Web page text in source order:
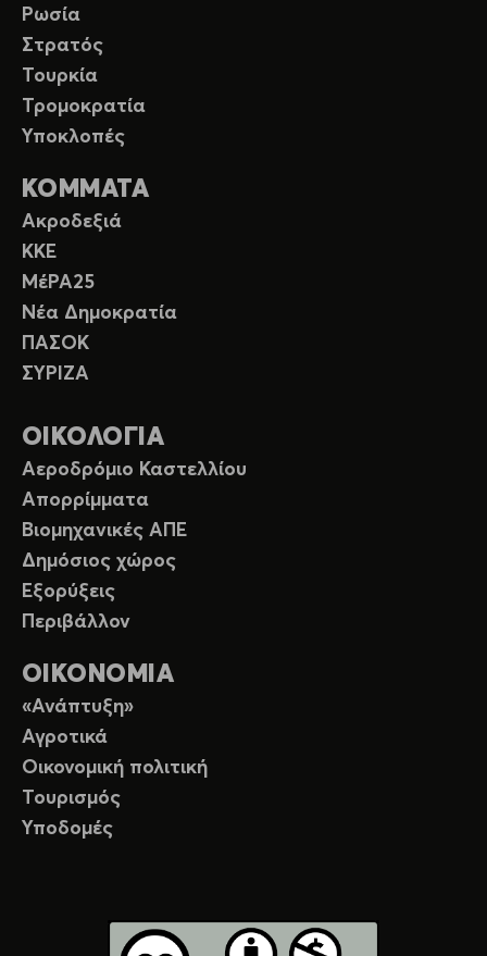
Ρωσία
Στρατός
Τουρκία
Τρομοκρατία
Υποκλοπές
ΚΟΜΜΑΤΑ
Ακροδεξιά
ΚΚΕ
ΜέΡΑ25
Νέα Δημοκρατία
ΠΑΣΟΚ
ΣΥΡΙΖΑ
ΟΙΚΟΛΟΓΙΑ
Αεροδρόμιο Καστελλίου
Απορρίμματα
Βιομηχανικές ΑΠΕ
Δημόσιος χώρος
Εξορύξεις
Περιβάλλον
ΟΙΚΟΝΟΜΙΑ
«Ανάπτυξη»
Αγροτικά
Οικονομική πολιτική
Τουρισμός
Υποδομές